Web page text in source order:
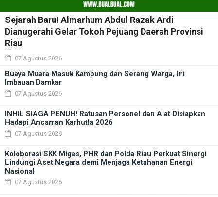
Sejarah Baru! Almarhum Abdul Razak Ardi
Dianugerahi Gelar Tokoh Pejuang Daerah Provinsi
Riau
07 Agustus 2026
Buaya Muara Masuk Kampung dan Serang Warga, Ini
Imbauan Damkar
07 Agustus 2026
INHIL SIAGA PENUH! Ratusan Personel dan Alat Disiapkan
Hadapi Ancaman Karhutla 2026
07 Agustus 2026
Koloborasi SKK Migas, PHR dan Polda Riau Perkuat Sinergi
Lindungi Aset Negara demi Menjaga Ketahanan Energi
Nasional
07 Agustus 2026